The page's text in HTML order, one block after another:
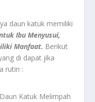
daun katuk memiliki
Ibu Menyusui,
Manfaat. Berikut
di dapat jika
rutin :
Katuk Melimpah